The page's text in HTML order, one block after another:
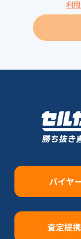
利
バイヤ
査定提